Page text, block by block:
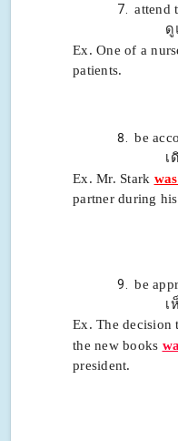
ดูแ
Ex. One of a
patients.
be
เดิน
Ex. Mr. Stark
partner during
be
เห็น
Ex. The decision
the new books
president.